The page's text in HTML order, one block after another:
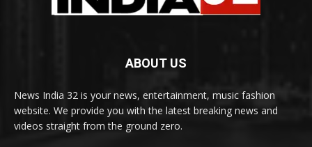
ABOUT US
News India 32 is your news, entertainment, music fashion
website. We provide you with the latest breaking news and
videos straight from the ground zero.